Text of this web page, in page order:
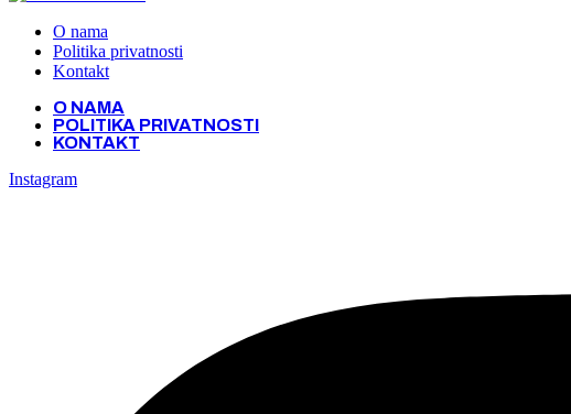
O nama
Politika privatnosti
Kontakt
O NAMA
POLITIKA PRIVATNOSTI
KONTAKT
Instagram